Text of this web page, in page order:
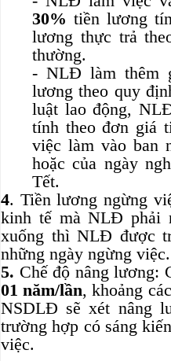
30% tiền lương
lương thực trả
thường.
- NLĐ làm thêm
lương theo quy
luật lao động,
tính theo đơn giá
việc làm vào ban
hoặc của ngày
Tết.
4. Tiền lương ngừng
kinh tế mà NLĐ phải
xuống thì NLĐ được
những ngày ngừng việc.
5. Chế độ nâng lương:
01 năm/lần, khoảng
NSDLĐ sẽ xét nâng
trường hợp có sáng
việc.